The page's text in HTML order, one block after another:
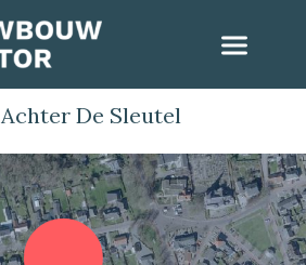
Achter De Sleutel